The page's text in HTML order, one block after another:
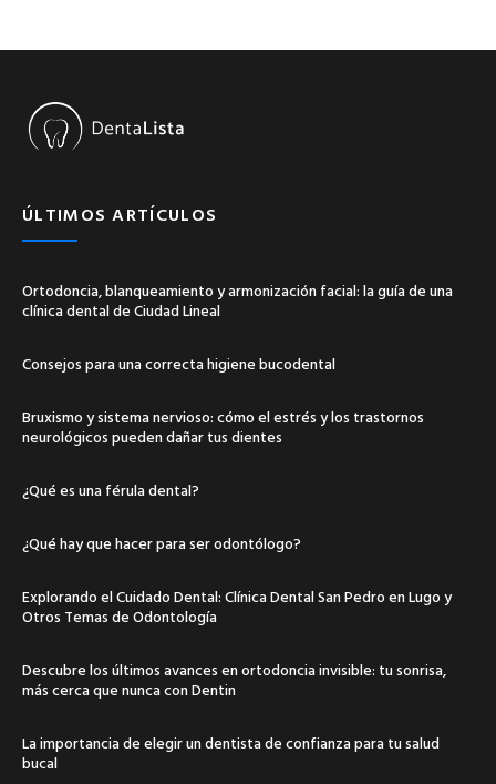
ÚLTIMOS ARTÍCULOS
Ortodoncia, blanqueamiento y armonización facial: la guía de una
clínica dental de Ciudad Lineal
Consejos para una correcta higiene bucodental
Bruxismo y sistema nervioso: cómo el estrés y los trastornos
neurológicos pueden dañar tus dientes
¿Qué es una férula dental?
¿Qué hay que hacer para ser odontólogo?
Explorando el Cuidado Dental: Clínica Dental San Pedro en Lugo y
Otros Temas de Odontología
Descubre los últimos avances en ortodoncia invisible: tu sonrisa,
más cerca que nunca con Dentin
La importancia de elegir un dentista de confianza para tu salud
bucal